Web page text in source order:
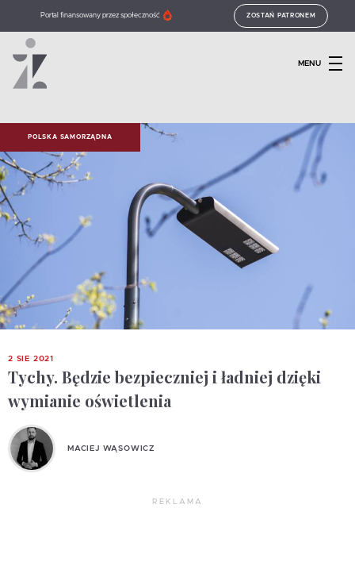
Portal finansowany przez społeczność ZOSTAŃ PATRONEM
MENU
POLSKA SAMORZĄDNA
2 SIE 2021
Tychy. Będzie bezpieczniej i ładniej dzięki
wymianie oświetlenia
MACIEJ WĄSOWICZ
REKLAMA